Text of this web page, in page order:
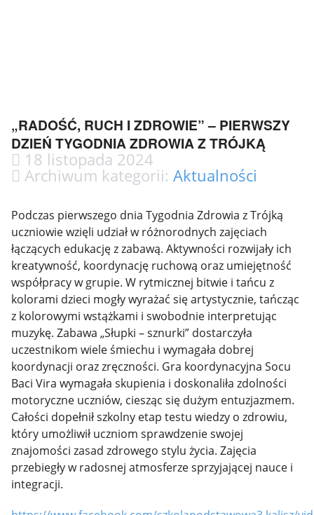
„RADOŚĆ, RUCH I ZDROWIE” – PIERWSZY
DZIEŃ TYGODNIA ZDROWIA Z TRÓJKĄ​
18 listopada 2024
Archiwum kategorii: Aktualności
Podczas pierwszego dnia Tygodnia Zdrowia z Trójką
uczniowie wzięli udział w różnorodnych zajęciach
łączących edukację z zabawą. Aktywności rozwijały ich
kreatywność, koordynację ruchową oraz umiejętność
współpracy w grupie. W rytmicznej bitwie i tańcu z
kolorami dzieci mogły wyrażać się artystycznie, tańcząc
z kolorowymi wstążkami i swobodnie interpretując
muzykę. Zabawa „Słupki – sznurki” dostarczyła
uczestnikom wiele śmiechu i wymagała dobrej
koordynacji oraz zręczności. Gra koordynacyjna Socu
Baci Vira wymagała skupienia i doskonaliła zdolności
motoryczne uczniów, ciesząc się dużym entuzjazmem.
Całości dopełnił szkolny etap testu wiedzy o zdrowiu,
który umożliwił uczniom sprawdzenie swojej
znajomości zasad zdrowego stylu życia. Zajęcia
przebiegły w radosnej atmosferze sprzyjającej nauce i
integracji.